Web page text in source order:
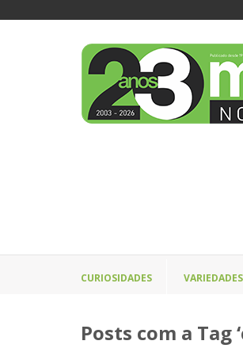
CURIOSIDADES VARIEDADES
Posts com a Tag